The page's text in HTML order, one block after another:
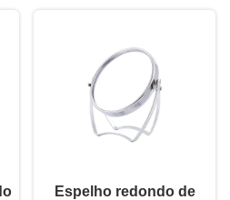
Espelho redondo de